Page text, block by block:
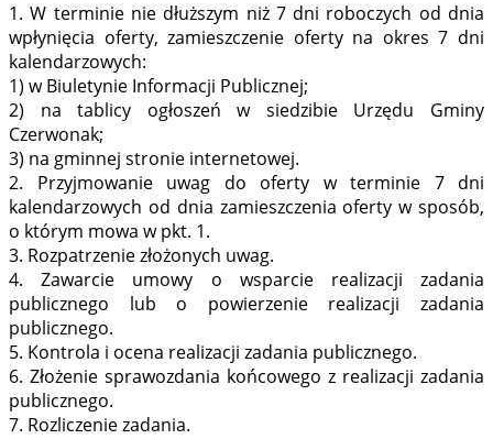
1. W terminie nie dłuższym niż 7 dni roboczych od dnia
wpłynięcia oferty, zamieszczenie oferty na okres 7 dni
kalendarzowych:
1) w Biuletynie Informacji Publicznej;
2) na tablicy ogłoszeń w siedzibie Urzędu Gminy
Czerwonak;
3) na gminnej stronie internetowej.
2. Przyjmowanie uwag do oferty w terminie 7 dni
kalendarzowych od dnia zamieszczenia oferty w sposób,
o którym mowa w pkt. 1.
3. Rozpatrzenie złożonych uwag.
4. Zawarcie umowy o wsparcie realizacji zadania
publicznego lub o powierzenie realizacji zadania
publicznego.
5. Kontrola i ocena realizacji zadania publicznego.
6. Złożenie sprawozdania końcowego z realizacji zadania
publicznego.
7. Rozliczenie zadania.